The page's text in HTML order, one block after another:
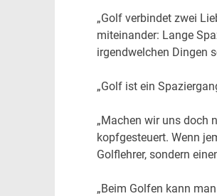
„Golf verbindet zwei
miteinander: Lange
irgendwelchen Dingen
„Golf ist ein
„Machen wir uns doch
kopfgesteuert. Wenn
Golflehrer, sondern
„Beim Golfen kann